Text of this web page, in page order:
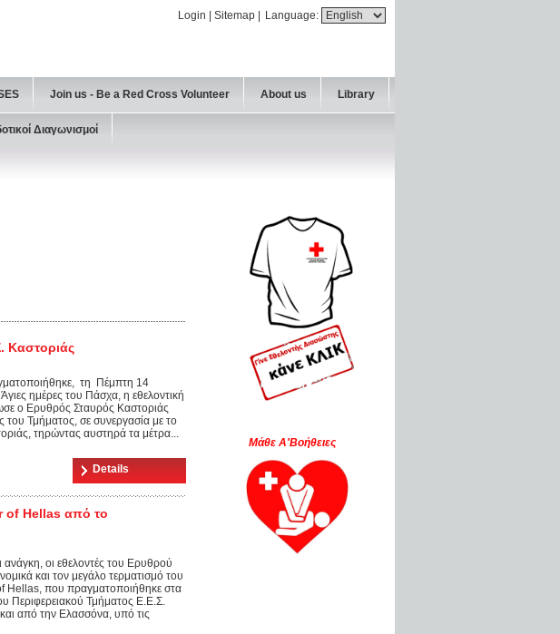
Language:
Login Sitemap
Join us - Be a Red Cross Volunteer About us Library
Διαγωνισμοί
Μάθε Α'Βοήθειες
Καστοριάς
τη Πέμπτη 14
ημέρες του Πάσχα, η εθελοντική
ο Ερυθρός Σταυρός Καστοριάς
του Τμήματος, σε συνεργασία με το
τηρώντας αυστηρά τα μέτρα...
Details
of Hellas από το
οι εθελοντές του Ερυθρού
και τον μεγάλο τερματισμό του
που πραγματοποιήθηκε στα
Περιφερειακού Τμήματος Ε.Ε.Σ.
από την Ελασσόνα, υπό τις